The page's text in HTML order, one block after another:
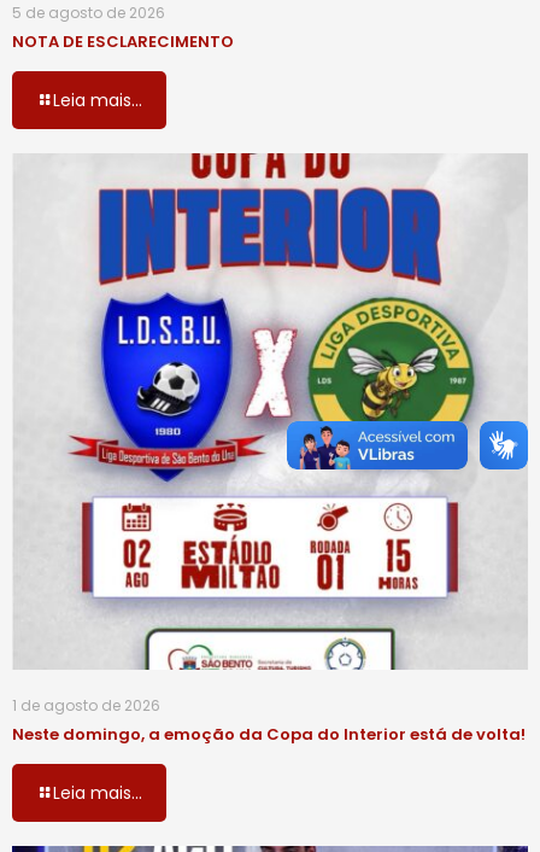
5 de agosto de 2026
NOTA DE ESCLARECIMENTO
Leia mais...
1 de agosto de 2026
Neste domingo, a emoção da Copa do Interior está de volta!
Leia mais...